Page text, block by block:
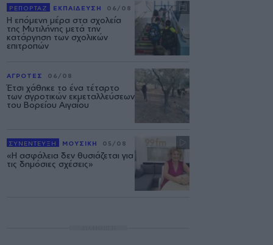
ΡΕΠΟΡΤΑΖ ΕΚΠΑΙΔΕΥΣΗ 06/08
Η επόμενη μέρα στα σχολεία
της Μυτιλήνης μετά την
κατάργηση των σχολικών
επιτροπών
ΑΓΡΟΤΕΣ 06/08
Έτσι χάθηκε το ένα τέταρτο
των αγροτικών εκμεταλλεύσεων
του Βορείου Αιγαίου
ΣΥΝΕΝΤΕΥΞΗ ΜΟΥΣΙΚΗ 05/08
«Η ασφάλεια δεν θυσιάζεται για
τις δημόσιες σχέσεις»